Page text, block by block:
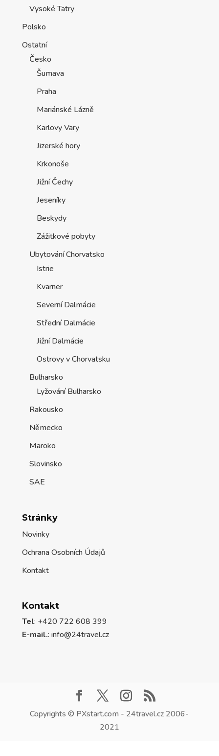
Vysoké Tatry
Polsko
Ostatní
Česko
Šumava
Praha
Mariánské Lázně
Karlovy Vary
Jizerské hory
Krkonoše
Jižní Čechy
Jeseníky
Beskydy
Zážitkové pobyty
Ubytování Chorvatsko
Istrie
Kvarner
Severní Dalmácie
Střední Dalmácie
Jižní Dalmácie
Ostrovy v Chorvatsku
Bulharsko
Lyžování Bulharsko
Rakousko
Německo
Maroko
Slovinsko
SAE
Stránky
Novinky
Ochrana Osobních Údajů
Kontakt
Kontakt
Tel: +420 722 608 399
E-mail.: info@24travel.cz
Copyrights © PXstart.com - 24travel.cz 2006-
2021